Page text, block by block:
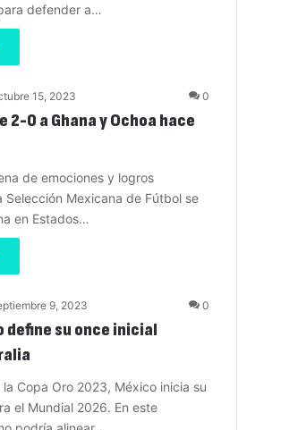
defender a…
15, 2023 0
2-0 a Ghana y Ochoa hace
de emociones y logros
Selección Mexicana de Fútbol se
en Estados…
9, 2023 0
define su once inicial
Copa Oro 2023, México inicia su
el Mundial 2026. En este